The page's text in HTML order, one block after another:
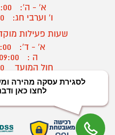
א' - ה':
18:00
ו' וערבי חג:
שעות פעילות
א' - ד':
16:30
ה :
09:00 - 16:00
חול המועד
יצירת קשר/